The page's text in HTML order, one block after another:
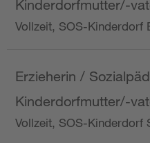
Kinderdorfmutter/-
Vollzeit, SOS-Kinderdorf
Erzieherin /
Kinderdorfmutter/-
Vollzeit, SOS-Kinderdorf